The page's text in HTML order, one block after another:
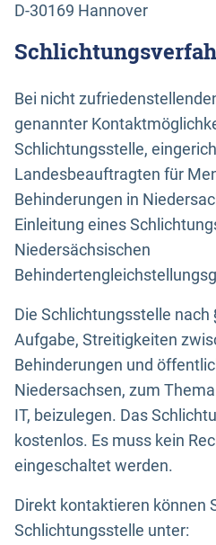
D-30169 Hannover
Bei nicht
genannter
Schlichtungsstelle,
Landesbeauftragten für
Behinderungen in
Einleitung eines
Niedersächsischen
Die Schlichtungsstelle nach
Aufgabe, Streitigkeiten
Behinderungen und
Niedersachsen, zum
IT, beizulegen. Das
kostenlos. Es muss kein
eingeschaltet werden.
Direkt kontaktieren können
Schlichtungsstelle unter: